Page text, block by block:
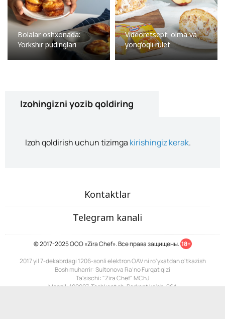
Bolalar oshxonada:
Yorkshir pudinglari
Videoretsept: olma va
yong’oqli rulet
Izohingizni yozib qoldiring
Izoh qoldirish uchun tizimga kirishingiz kerak.
Kontaktlar
Telegram kanali
© 2017-2025 ООО «Zira Chef». Все права защищены. 18+
2017 yil 7-dekabrdagi 1206-sonli elektron OAV ni ro'yxatdan o'tkazish
Bosh muharrir: Sultonova Ra’no Furqat qizi
Ta'sischi: "Zira Chef" MChJ
Manzil: 100007, Toshkent sh. Parkent ko'ch. 26A